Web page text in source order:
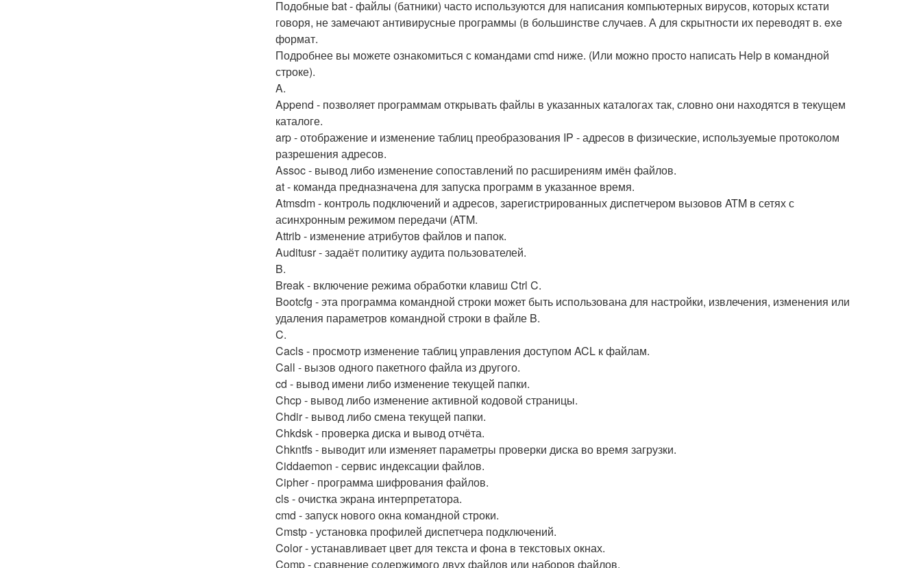
Подобные bat - файлы (батники) часто используются для написания компьютерных вирусов, которых кстати
говоря, не замечают антивирусные программы (в большинстве случаев. А для скрытности их переводят в. exe
формат.
Подробнее вы можете ознакомиться с командами cmd ниже. (Или можно просто написать Help в командной
строке).
A.
Append - позволяет программам открывать файлы в указанных каталогах так, словно они находятся в текущем
каталоге.
arp - отображение и изменение таблиц преобразования IP - адресов в физические, используемые протоколом
разрешения адресов.
Assoc - вывод либо изменение сопоставлений по расширениям имён файлов.
at - команда предназначена для запуска программ в указанное время.
Atmsdm - контроль подключений и адресов, зарегистрированных диспетчером вызовов ATM в сетях с
асинхронным режимом передачи (ATM.
Attrib - изменение атрибутов файлов и папок.
Auditusr - задаёт политику аудита пользователей.
B.
Break - включение режима обработки клавиш Ctrl C.
Bootcfg - эта программа командной строки может быть использована для настройки, извлечения, изменения или
удаления параметров командной строки в файле B.
C.
Cacls - просмотр изменение таблиц управления доступом ACL к файлам.
Call - вызов одного пакетного файла из другого.
cd - вывод имени либо изменение текущей папки.
Chcp - вывод либо изменение активной кодовой страницы.
Chdir - вывод либо смена текущей папки.
Chkdsk - проверка диска и вывод отчёта.
Chkntfs - выводит или изменяет параметры проверки диска во время загрузки.
Ciddaemon - сервис индексации файлов.
Cipher - программа шифрования файлов.
cls - очистка экрана интерпретатора.
cmd - запуск нового окна командной строки.
Cmstp - установка профилей диспетчера подключений.
Color - устанавливает цвет для текста и фона в текстовых окнах.
Comp - сравнение содержимого двух файлов или наборов файлов.